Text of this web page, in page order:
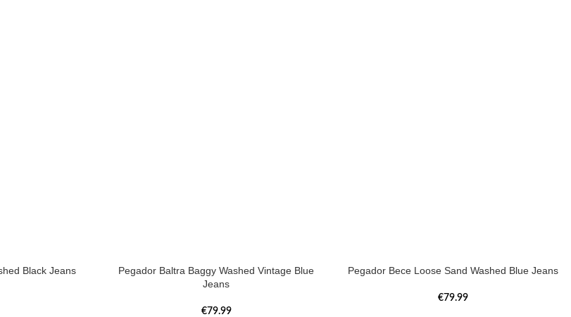
Black Jeans
Pegador Baltra Baggy Washed Vintage Blue
Jeans
€79.99
Pegador Bece Loose Sand Washed Blue Jeans
€79.99